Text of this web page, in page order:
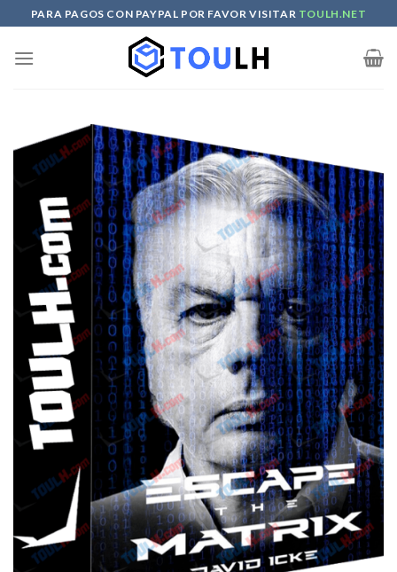
to
content
PARA PAGOS CON PAYPAL POR FAVOR VISITAR TOULH.NET